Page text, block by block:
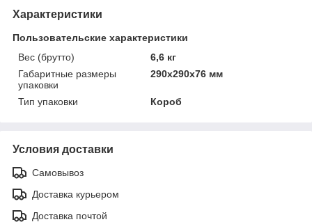
Характеристики
Пользовательские характеристики
Вес (брутто)
6,6 кг
Габаритные размеры
упаковки
290x290x76 мм
Тип упаковки Короб
Условия доставки
Самовывоз
Доставка курьером
Доставка почтой